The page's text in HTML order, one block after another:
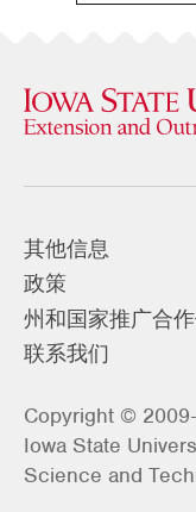
其他信息
政策
州和国家推广合
联系我们
Copyright ©
Iowa State
Science and